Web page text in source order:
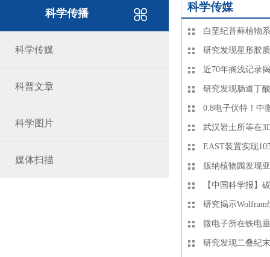
科学传媒
白垩纪苔藓植物
研究发现星形胶
近70年搁浅记录
研究发现肠道丁
0.8电子伏特！中
武汉岩土所等在
EAST装置实现
版纳植物园发现
【中国科学报】
研究揭示
微电子所在铁电
研究发现二叠纪
科学传播
科学传媒
科普文章
科学图片
媒体扫描